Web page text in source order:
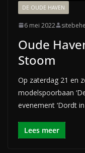
DE OUDE HAVEN
6 mei 2022
Oude
Stoom
Op zaterdag 21 en
modelspoorbaan
evenement ‘Dordt
Lees meer